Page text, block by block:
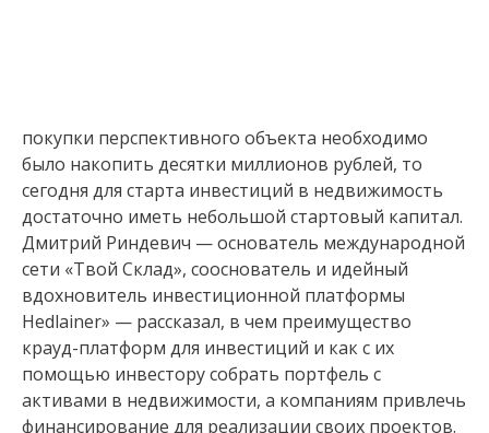
покупки перспективного объекта необходимо
было накопить десятки миллионов рублей, то
сегодня для старта инвестиций в недвижимость
достаточно иметь небольшой стартовый капитал.
Дмитрий Риндевич — основатель международной
сети «Твой Cклад», сооснователь и идейный
вдохновитель инвестиционной платформы
Hedlainer» — рассказал, в чем преимущество
крауд-платформ для инвестиций и как с их
помощью инвестору собрать портфель с
активами в недвижимости, а компаниям привлечь
финансирование для реализации своих проектов.